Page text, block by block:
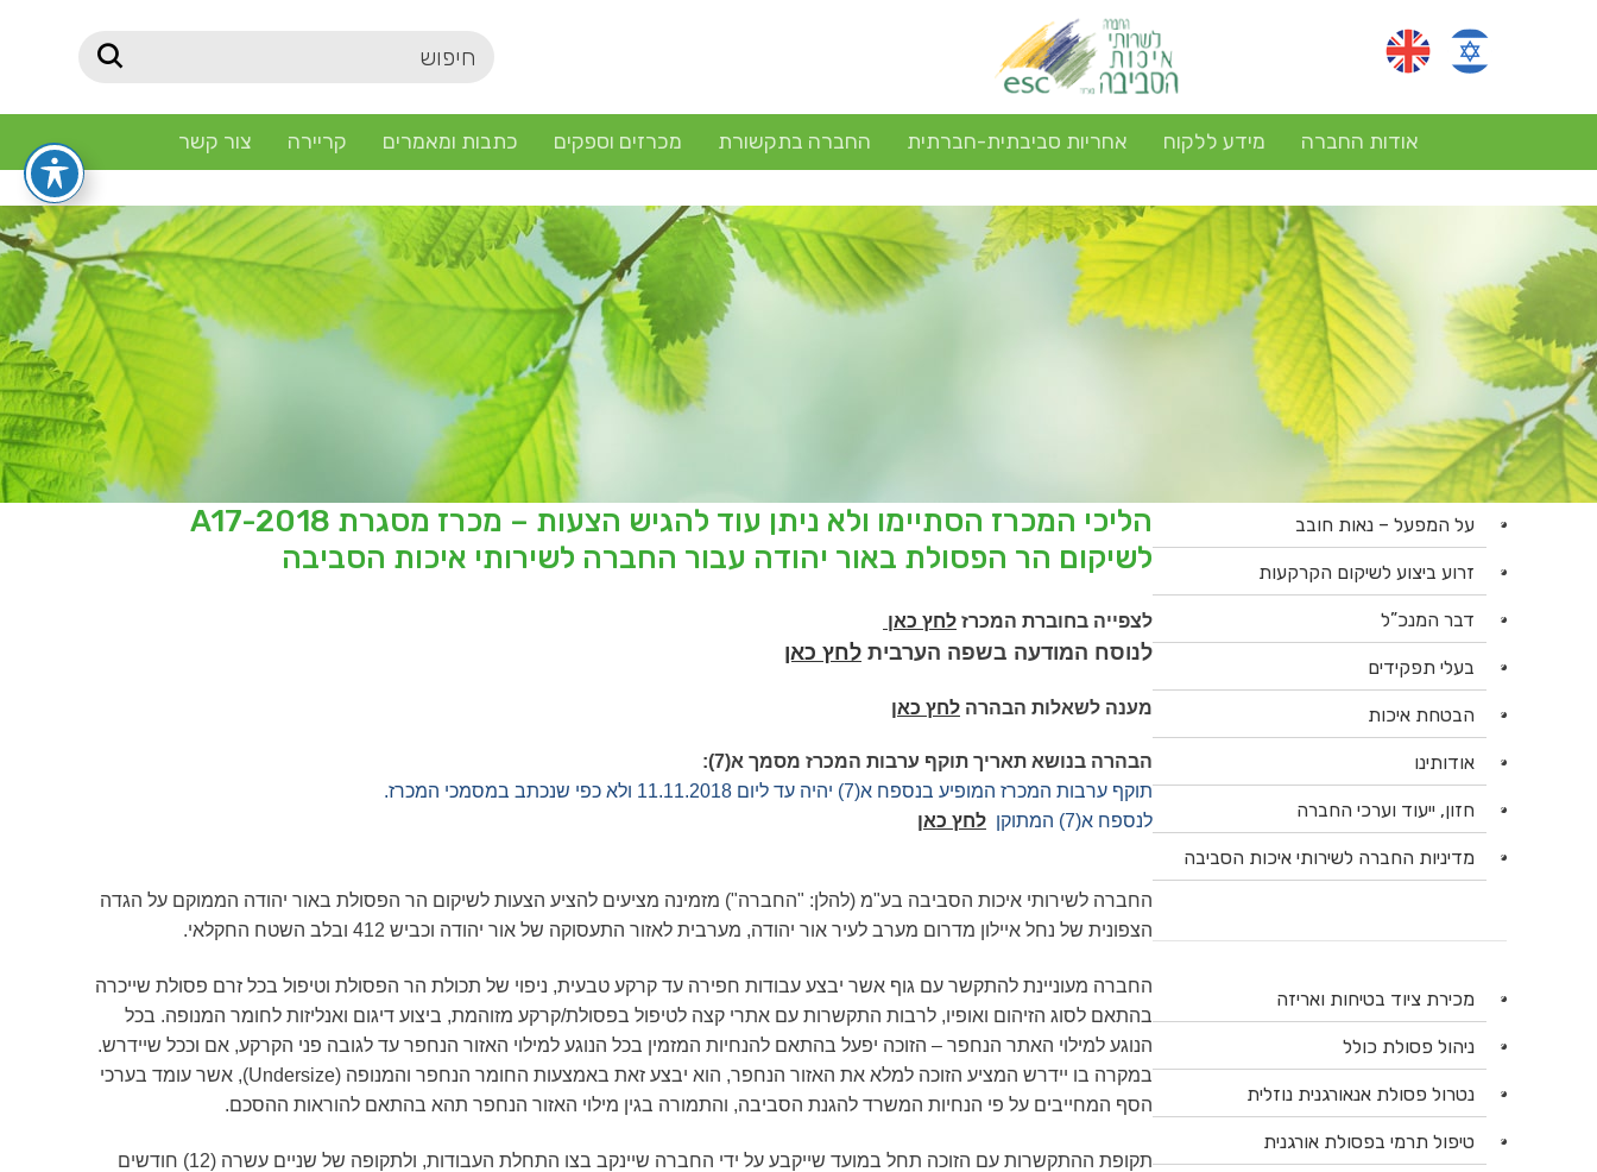
אודות החברה מידע ללקוח אחריות סביבתית-חברתית החברה בתקשורת מכרזים וספקים כתבות ומאמרים קריירה צור קשר
הליכי המכרז הסתיימו ולא ניתן עוד להגיש הצעות – מכרז מסגרת A17-2018
לשיקום הר הפסולת באור יהודה עבור החברה לשירותי איכות הסביבה
לצפייה בחוברת המכרז לחץ כאן
לנוסח המודעה בשפה הערבית לחץ כאן
מענה לשאלות הבהרה לחץ כאן
הבהרה בנושא תאריך תוקף ערבות המכרז מסמך א(7):
תוקף ערבות המכרז המופיע בנספח א(7) יהיה עד ליום 11.11.2018 ולא כפי שנכתב במסמכי המכרז.
לנספח א(7) המתוקן
לחץ כאן
החברה לשירותי איכות הסביבה בע"מ (להלן: "החברה") מזמינה מציעים להציע הצעות לשיקום הר הפסולת באור יהודה הממוקם על הגדה
הצפונית של נחל איילון מדרום מערב לעיר אור יהודה, מערבית לאזור התעסוקה של אור יהודה וכביש 412 ובלב השטח החקלאי.
החברה מעוניינת להתקשר עם גוף אשר יבצע עבודות חפירה עד קרקע טבעית, ניפוי של תכולת הר הפסולת וטיפול בכל זרם פסולת שייכרה
בהתאם לסוג הזיהום ואופיו, לרבות התקשרות עם אתרי קצה לטיפול בפסולת/קרקע מזוהמת, ביצוע דיגום ואנליזות לחומר המנופה. בכל
הנוגע למילוי האתר הנחפר – הזוכה יפעל בהתאם להנחיות המזמין בכל הנוגע למילוי האזור הנחפר עד לגובה פני הקרקע, אם וככל שיידרש.
במקרה בו יידרש המציע הזוכה למלא את האזור הנחפר, הוא יבצע זאת באמצעות החומר הנחפר והמנופה (Undersize), אשר עומד בערכי
הסף המחייבים על פי הנחיות המשרד להגנת הסביבה, והתמורה בגין מילוי האזור הנחפר תהא בהתאם להוראות ההסכם.
תקופת ההתקשרות עם הזוכה תחל במועד שייקבע על ידי החברה שיינקב בצו התחלת העבודות, ולתקופה של שניים עשרה (12) חודשים
על המפעל – נאות חובב
זרוע ביצוע לשיקום הקרקעות
דבר המנכ”ל
בעלי תפקידים
הבטחת איכות
אודותינו
חזון, ייעוד וערכי החברה
מדיניות החברה לשירותי איכות הסביבה
מכירת ציוד בטיחות ואריזה
ניהול פסולת כולל
נטרול פסולת אנאורגנית נוזלית
טיפול תרמי בפסולת אורגנית